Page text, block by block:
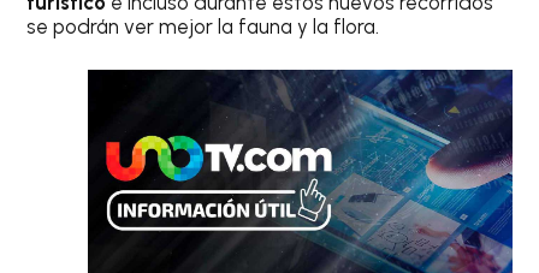
se podrán ver mejor la fauna y la flora.